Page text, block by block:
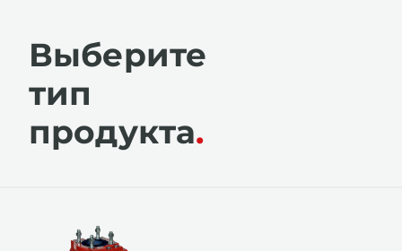
Выберите
тип
продукта